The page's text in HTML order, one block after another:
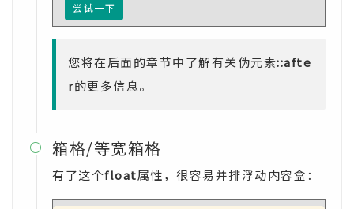
尝试一下
您将在后面的章节中了解有关伪元素::afte
r的更多信息。
 箱格/等宽箱格
有了这个float属性，很容易并排浮动内容盒：